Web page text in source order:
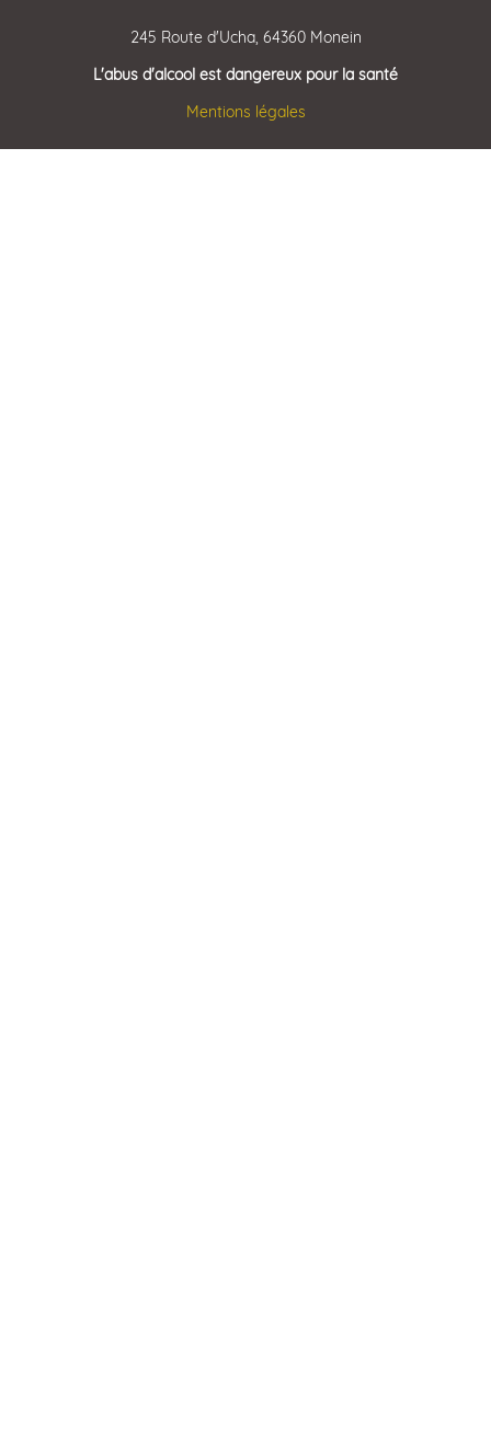
245 Route d'Ucha, 64360 Monein
L'abus d'alcool est dangereux pour la santé
Mentions légales